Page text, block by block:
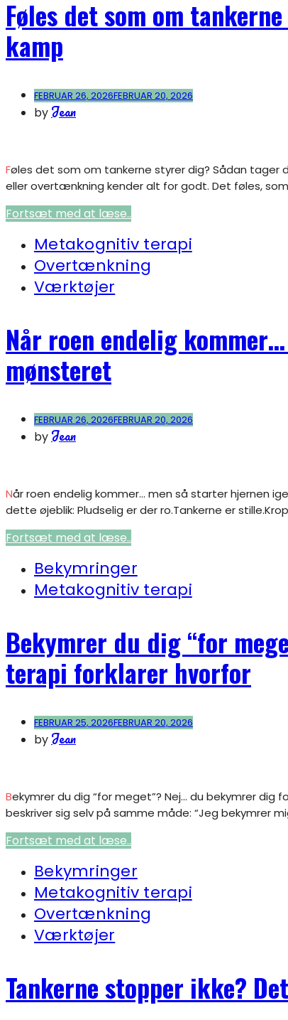
Føles det som om
kamp
FEBRUAR 26, 2026FEBRUAR 20, 2026
by Jean
Føles det som om tankerne styrer dig? Sådan tager du styringen tilbage – uden kamp Der er en særlig følelse, mange mennesker med angst, bekymringer
eller overtænkning kender alt for godt. Det føles, som
Fortsæt med at læse..
Metakognitiv terapi
Overtænkning
Værktøjer
Når roen endelig
mønsteret
FEBRUAR 26, 2026FEBRUAR 20, 2026
by Jean
Når roen endelig kommer… men så starter hjernen igen: Sådan bryder du mønsteret Mange mennesker med angst, bekymringer eller overtænkning kender
dette øjeblik: Pludselig er der ro.Tankerne er
Fortsæt med at læse..
Bekymringer
Metakognitiv terapi
Bekymrer du dig “for
terapi forklarer hvorfor
FEBRUAR 25, 2026FEBRUAR 20, 2026
by Jean
Bekymrer du dig “for meget”? Nej… du bekymrer dig for længe – metakognitiv terapi forklarer hvorfor Mange mennesker, der kæmper med bekymringer,
beskriver sig selv på samme måde: “Jeg bekymrer
Fortsæt med at læse..
Bekymringer
Metakognitiv terapi
Overtænkning
Værktøjer
Tankerne stopper ikke?